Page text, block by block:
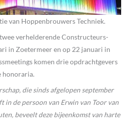
van Hoppenbrouwers Techniek.
verhelderende Constructeurs-
in Zoetermeer en op 22 januari in
komen drie opdrachtgevers
honoraria.
die sinds afgelopen september
in de persoon van Erwin van Toor van
beveelt deze bijeenkomst van harte